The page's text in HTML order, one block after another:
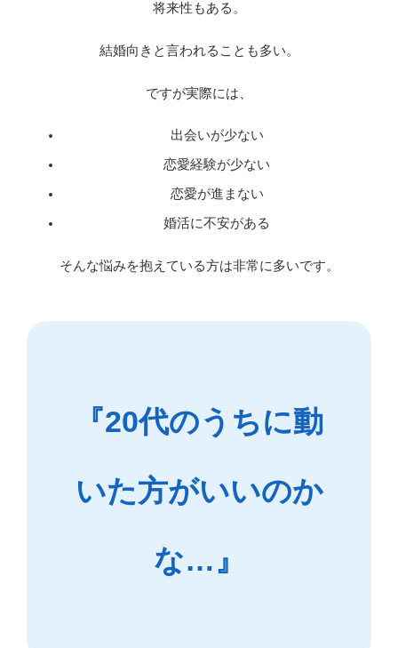
将来性もある。
結婚向きと言われることも多い。
ですが実際には、
出会いが少ない
恋愛経験が少ない
恋愛が進まない
婚活に不安がある
そんな悩みを抱えている方は非常に多いです。
『20代のうちに動
いた方がいいのか
な…』